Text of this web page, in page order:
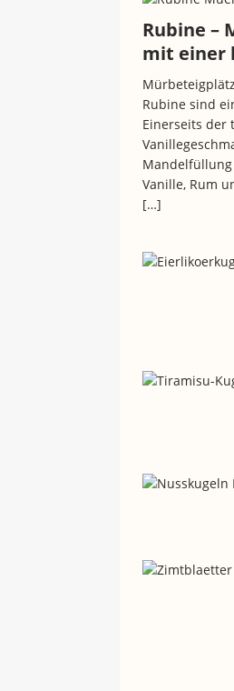
Rubine –
mit einer
Rubine sind
Einerseits der
Vanille, Rum
[…]